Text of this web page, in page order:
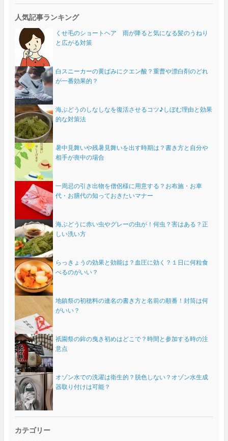
人気記事ランキング
くせ毛のショートヘア 雨が降ると気になる髪のうねり
と広がる対策
白スニーカーの黄ばみにクエン酸？重曹や漂白剤のどれ
が一番効果的？
海ぶどうのしなしなを復活させるコツ♪しぼむ理由と効果
的な対策法
暑中見舞いや残暑見舞いを出す時期は？書き方と自分や
相手が喪中の場合
一周忌の引き出物を僧侶様に用意する？お布施・お車
代・お膳代の知っておきたいマナー
海ぶどうに赤い虫やグレーの虫が！何虫？害はある？正
しい洗い方
らっきょうの効果と効能は？血圧に効く？１日に何粒食
べるのがいい？
地鎮祭の初穂料の連名の書き方と名前の順番！封筒は何
がいい？
祇園祭の鉾の曳き初めはどこで？時間と参加する時の注
意点
オゾン水での洗濯は衛生的？脱色しない？オゾン水生成
器取り付けは可能？
カテゴリー